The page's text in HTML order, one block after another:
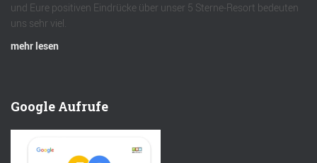
und Eure positiven Eindrücke über unser 5 Sterne-Resort bedeuten
uns sehr viel.
mehr lesen
Google Aufrufe